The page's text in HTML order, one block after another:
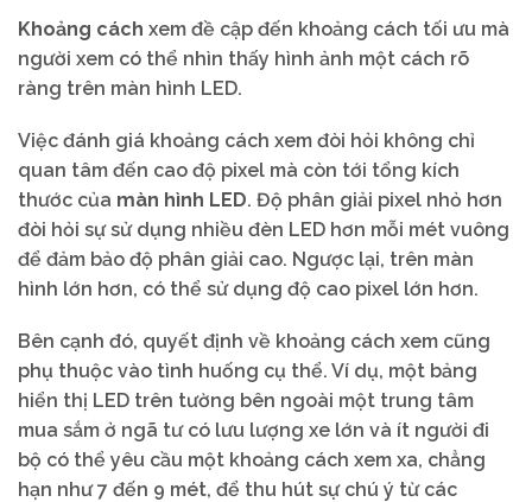
Khoảng cách xem đề cập đến khoảng cách tối ưu mà
người xem có thể nhìn thấy hình ảnh một cách rõ
ràng trên màn hình LED.
Việc đánh giá khoảng cách xem đòi hỏi không chỉ
quan tâm đến cao độ pixel mà còn tới tổng kích
thước của màn hình LED. Độ phân giải pixel nhỏ hơn
đòi hỏi sự sử dụng nhiều đèn LED hơn mỗi mét vuông
để đảm bảo độ phân giải cao. Ngược lại, trên màn
hình lớn hơn, có thể sử dụng độ cao pixel lớn hơn.
Bên cạnh đó, quyết định về khoảng cách xem cũng
phụ thuộc vào tình huống cụ thể. Ví dụ, một bảng
hiển thị LED trên tường bên ngoài một trung tâm
mua sắm ở ngã tư có lưu lượng xe lớn và ít người đi
bộ có thể yêu cầu một khoảng cách xem xa, chẳng
hạn như 7 đến 9 mét, để thu hút sự chú ý từ các